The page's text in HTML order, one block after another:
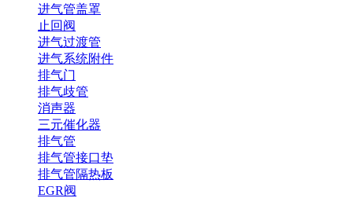
进气管盖罩
止回阀
进气过渡管
进气系统附件
排气门
排气歧管
消声器
三元催化器
排气管
排气管接口垫
排气管隔热板
EGR阀